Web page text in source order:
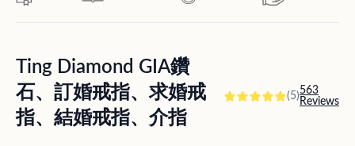
Ting Diamond GIA鑽
石、訂婚戒指、求婚戒
指、結婚戒指、介指
(5)563
Reviews